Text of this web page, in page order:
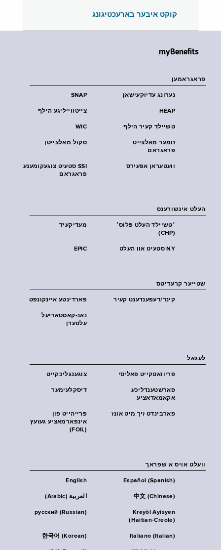
קוקט איבער בארעכטיגונג
myBenefits
פראגראמען
SNAP נערונג עדיוקעישאן
צייטווייליגע הילף HEAP
WIC טשיילד קעיר הילף
סקול מאלצייטן
זומער מאלצייט
פראגראם
SSI סטעיט צוגעקומענע
פראגראם
וועטעראן אפעירס
העלט אינשורענס
מעדיקעיד
׳טשיילד העלט פּלוס׳
(CHP)
EPIC NY סטעיט אוו העלט
שטייער קרעדיטס
פארדינטע איינקונפט קינד/דעפענדענט קעיר
נאנ-קאסטאדיעל
עלטערן
לעגאל
צוגענגליכקייט פּריוואטקייט פּאליסי
דיסקלעימער
פארשטענדליכע
אקאמאדאציע
פרייהייט פון
אינפארמאציע געזעץ
(FOIL)
פארבינדט זיך מיט אונז
וועלט אויס א שפראך
English Español (Spanish)
العربية (Arabic) 中文 (Chinese)
русский (Russian)
Kreyòl Ayisyen
(Haitian-Creole)
한국어 (Korean) Italiano (Italian)